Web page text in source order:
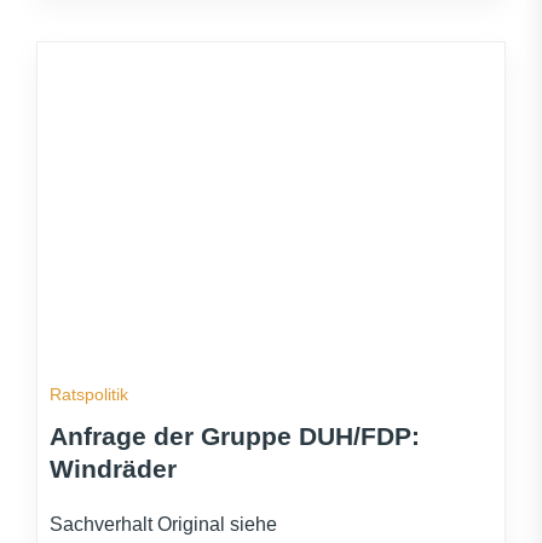
Ratspolitik
Anfrage der Gruppe DUH/FDP:
Windräder
Sachverhalt Original siehe